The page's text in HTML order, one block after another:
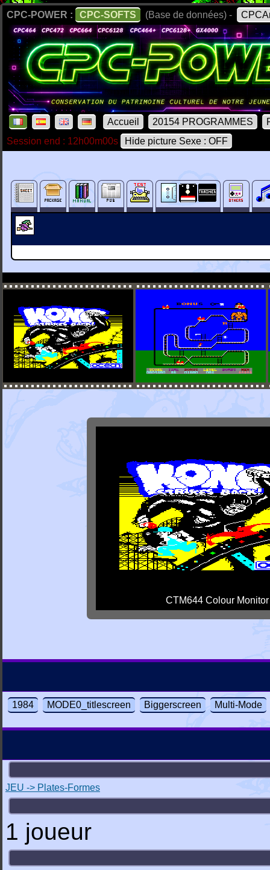
CPC-POWER : CPC-SOFTS (Base de données) -
Accueil 20154 PROGRAMMES
Session end : 12h00m00s
Hide picture Sexe : OFF
CTM644 Colour Monitor
1984 MODE0_titlescreen Biggerscreen Multi-Mode
JEU -> Plates-Formes
1 joueur